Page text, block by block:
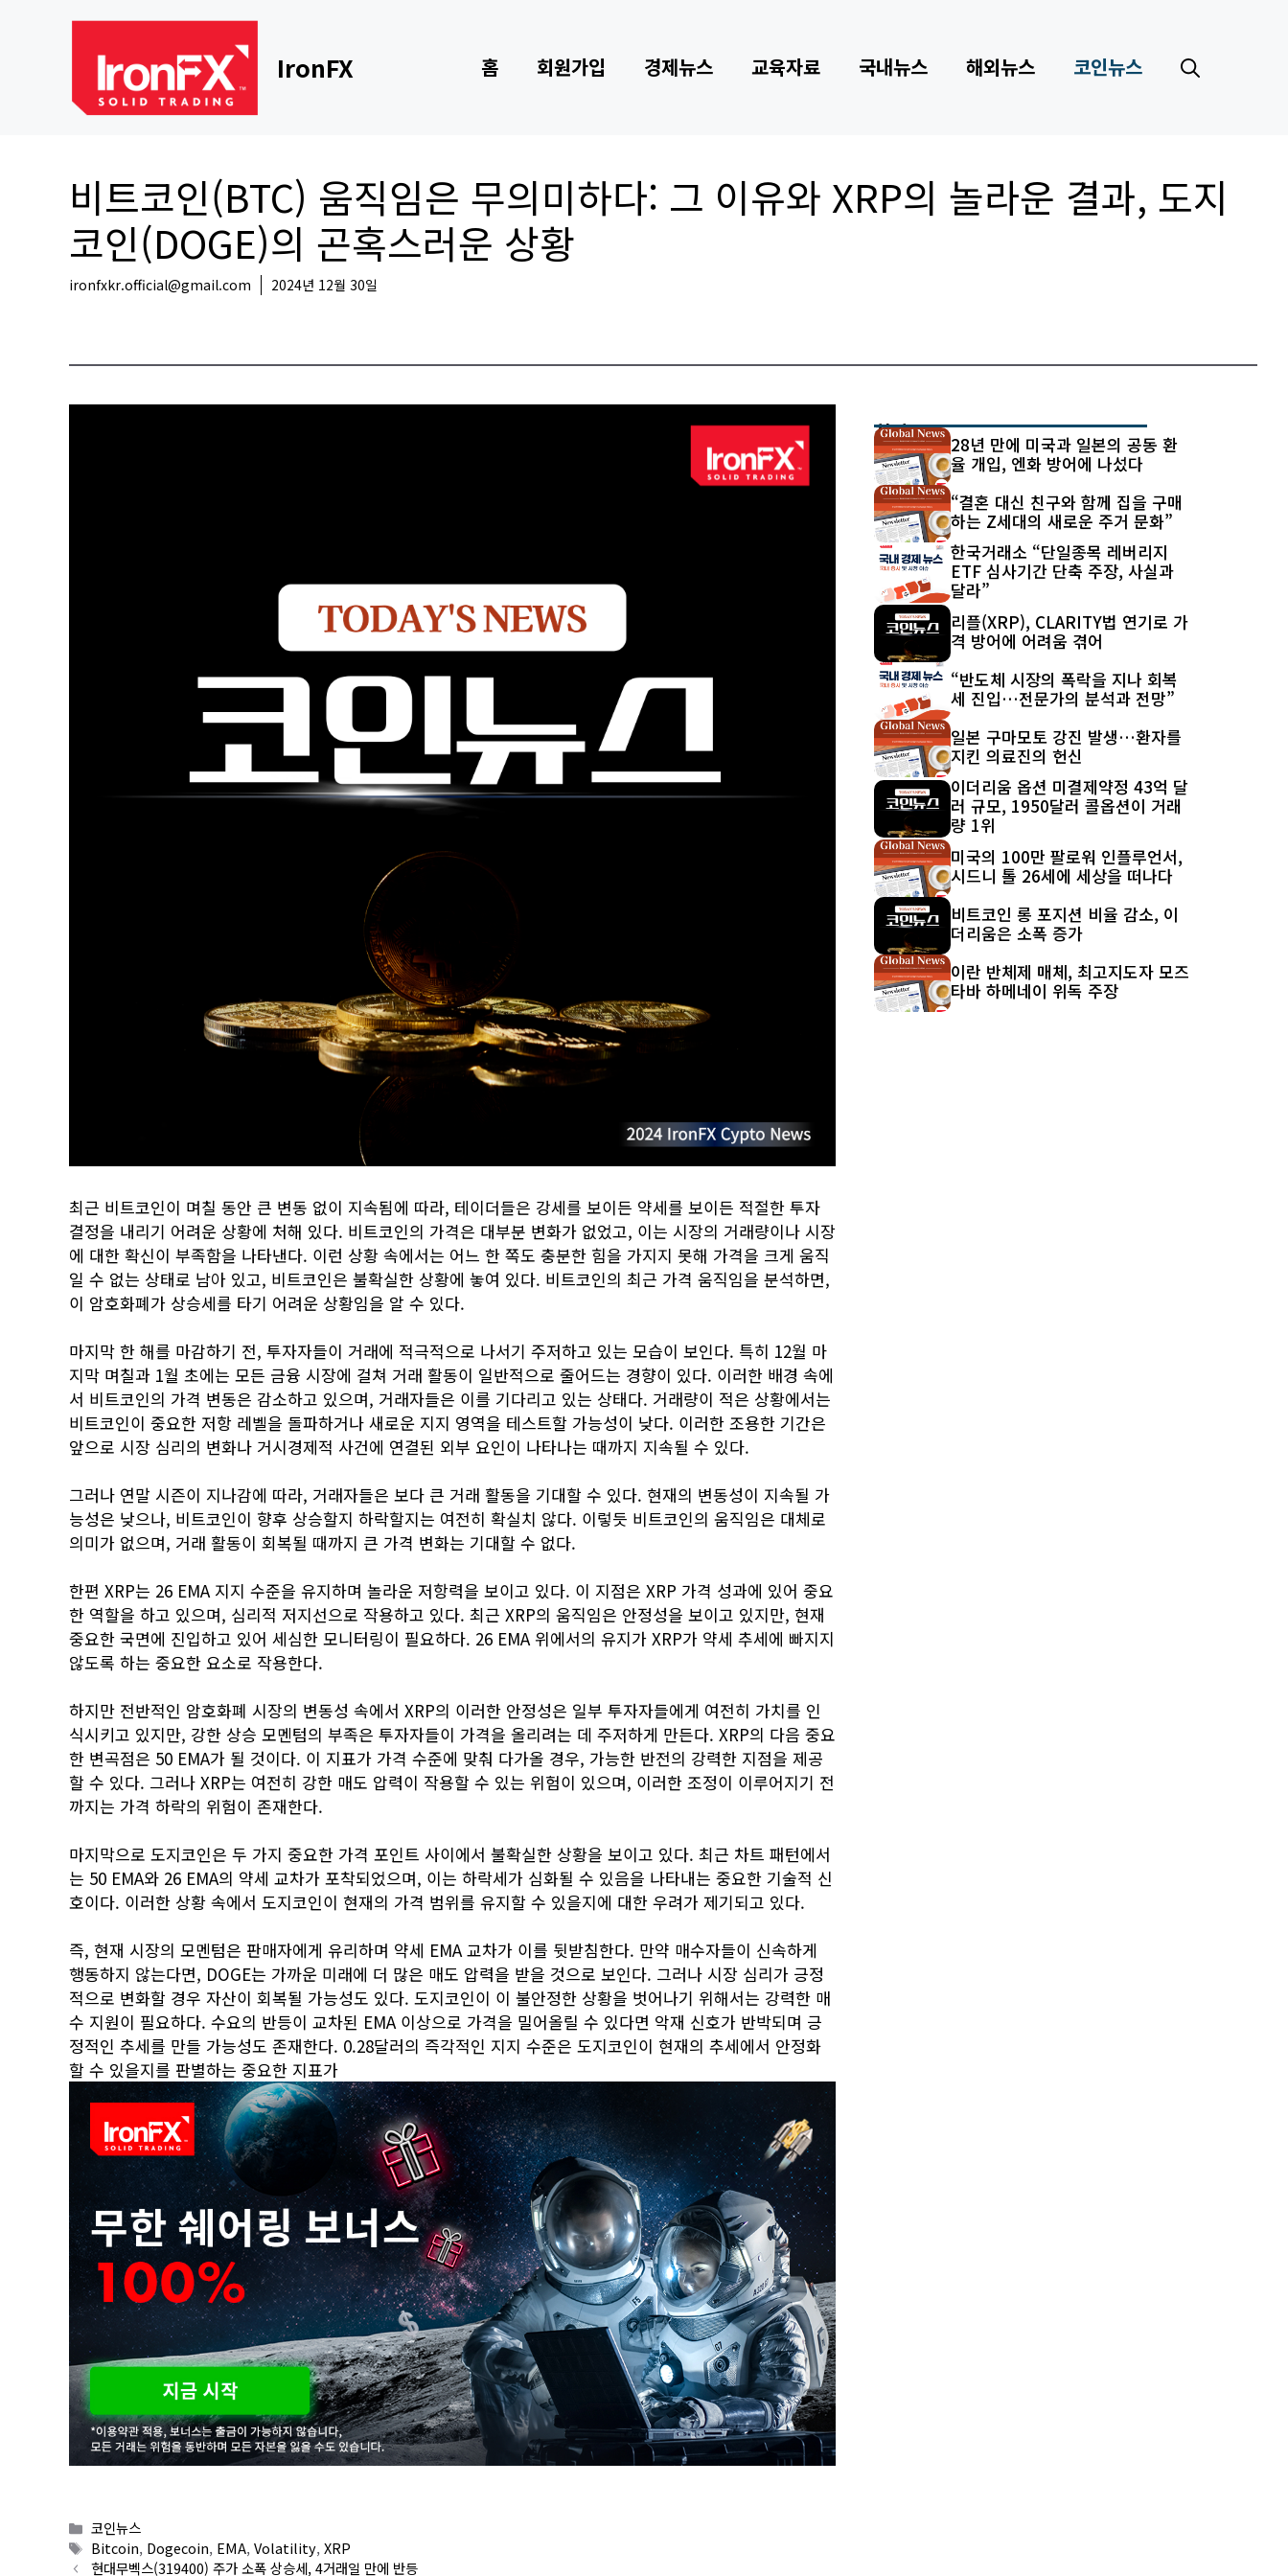
IronFX 홈 회원가입 경제뉴스 교육자료 국내뉴스 해외뉴스 코인뉴스
비트코인(BTC) 움직임은 무의미하다: 그 이유와 XRP의 놀라운 결과, 도지
코인(DOGE)의 곤혹스러운 상황
ironfxkr.official@gmail.com 2024년 12월 30일
최근 비트코인이 며칠 동안 큰 변동 없이 지속됨에 따라, 테이더들은 강세를 보이든 약세를 보이든 적절한 투자
결정을 내리기 어려운 상황에 처해 있다. 비트코인의 가격은 대부분 변화가 없었고, 이는 시장의 거래량이나 시장
에 대한 확신이 부족함을 나타낸다. 이런 상황 속에서는 어느 한 쪽도 충분한 힘을 가지지 못해 가격을 크게 움직
일 수 없는 상태로 남아 있고, 비트코인은 불확실한 상황에 놓여 있다. 비트코인의 최근 가격 움직임을 분석하면,
이 암호화폐가 상승세를 타기 어려운 상황임을 알 수 있다.
마지막 한 해를 마감하기 전, 투자자들이 거래에 적극적으로 나서기 주저하고 있는 모습이 보인다. 특히 12월 마
지막 며칠과 1월 초에는 모든 금융 시장에 걸쳐 거래 활동이 일반적으로 줄어드는 경향이 있다. 이러한 배경 속에
서 비트코인의 가격 변동은 감소하고 있으며, 거래자들은 이를 기다리고 있는 상태다. 거래량이 적은 상황에서는
비트코인이 중요한 저항 레벨을 돌파하거나 새로운 지지 영역을 테스트할 가능성이 낮다. 이러한 조용한 기간은
앞으로 시장 심리의 변화나 거시경제적 사건에 연결된 외부 요인이 나타나는 때까지 지속될 수 있다.
그러나 연말 시즌이 지나감에 따라, 거래자들은 보다 큰 거래 활동을 기대할 수 있다. 현재의 변동성이 지속될 가
능성은 낮으나, 비트코인이 향후 상승할지 하락할지는 여전히 확실치 않다. 이렇듯 비트코인의 움직임은 대체로
의미가 없으며, 거래 활동이 회복될 때까지 큰 가격 변화는 기대할 수 없다.
한편 XRP는 26 EMA 지지 수준을 유지하며 놀라운 저항력을 보이고 있다. 이 지점은 XRP 가격 성과에 있어 중요
한 역할을 하고 있으며, 심리적 저지선으로 작용하고 있다. 최근 XRP의 움직임은 안정성을 보이고 있지만, 현재
중요한 국면에 진입하고 있어 세심한 모니터링이 필요하다. 26 EMA 위에서의 유지가 XRP가 약세 추세에 빠지지
않도록 하는 중요한 요소로 작용한다.
하지만 전반적인 암호화폐 시장의 변동성 속에서 XRP의 이러한 안정성은 일부 투자자들에게 여전히 가치를 인
식시키고 있지만, 강한 상승 모멘텀의 부족은 투자자들이 가격을 올리려는 데 주저하게 만든다. XRP의 다음 중요
한 변곡점은 50 EMA가 될 것이다. 이 지표가 가격 수준에 맞춰 다가올 경우, 가능한 반전의 강력한 지점을 제공
할 수 있다. 그러나 XRP는 여전히 강한 매도 압력이 작용할 수 있는 위험이 있으며, 이러한 조정이 이루어지기 전
까지는 가격 하락의 위험이 존재한다.
마지막으로 도지코인은 두 가지 중요한 가격 포인트 사이에서 불확실한 상황을 보이고 있다. 최근 차트 패턴에서
는 50 EMA와 26 EMA의 약세 교차가 포착되었으며, 이는 하락세가 심화될 수 있음을 나타내는 중요한 기술적 신
호이다. 이러한 상황 속에서 도지코인이 현재의 가격 범위를 유지할 수 있을지에 대한 우려가 제기되고 있다.
즉, 현재 시장의 모멘텀은 판매자에게 유리하며 약세 EMA 교차가 이를 뒷받침한다. 만약 매수자들이 신속하게
행동하지 않는다면, DOGE는 가까운 미래에 더 많은 매도 압력을 받을 것으로 보인다. 그러나 시장 심리가 긍정
적으로 변화할 경우 자산이 회복될 가능성도 있다. 도지코인이 이 불안정한 상황을 벗어나기 위해서는 강력한 매
수 지원이 필요하다. 수요의 반등이 교차된 EMA 이상으로 가격을 밀어올릴 수 있다면 악재 신호가 반박되며 긍
정적인 추세를 만들 가능성도 존재한다. 0.28달러의 즉각적인 지지 수준은 도지코인이 현재의 추세에서 안정화
할 수 있을지를 판별하는 중요한 지표가
Categories
코인뉴스
Tags
Bitcoin, Dogecoin, EMA,Volatility,XRP
현대무벡스(319400) 주가 소폭 상승세, 4거래일 만에 반등
최신 글
28년 만에 미국과 일본의 공동 환
율 개입, 엔화 방어에 나섰다
“결혼 대신 친구와 함께 집을 구매
하는 Z세대의 새로운 주거 문화”
한국거래소 “단일종목 레버리지
ETF 심사기간 단축 주장, 사실과
달라”
리플(XRP), CLARITY법 연기로 가
격 방어에 어려움 겪어
“반도체 시장의 폭락을 지나 회복
세 진입…전문가의 분석과 전망”
일본 구마모토 강진 발생…환자를
지킨 의료진의 헌신
이더리움 옵션 미결제약정 43억 달
러 규모, 1950달러 콜옵션이 거래
량 1위
미국의 100만 팔로워 인플루언서,
시드니 톨 26세에 세상을 떠나다
비트코인 롱 포지션 비율 감소, 이
더리움은 소폭 증가
이란 반체제 매체, 최고지도자 모즈
타바 하메네이 위독 주장